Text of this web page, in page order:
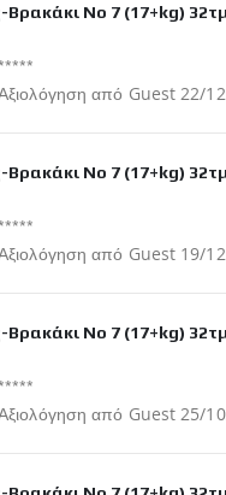
No 7 (17+kg)
από Guest22/
No 7 (17+kg)
από Guest 19/
No 7 (17+kg)
από Guest25/